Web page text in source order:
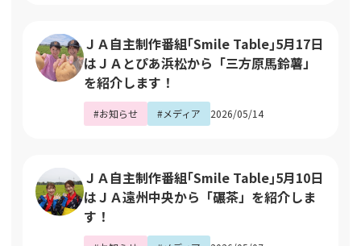
ＪＡ自主制作番組｢Smile Table｣5月17日
はＪＡとぴあ浜松から「三方原馬鈴薯」
を紹介します！
#お知らせ #メディア 2026/05/14
ＪＡ自主制作番組｢Smile Table｣5月10日
はＪＡ遠州中央から「碾茶」を紹介しま
す！